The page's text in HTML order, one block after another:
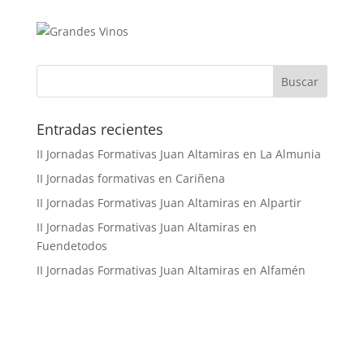
Buscar
Entradas recientes
II Jornadas Formativas Juan Altamiras en La Almunia
II Jornadas formativas en Cariñena
II Jornadas Formativas Juan Altamiras en Alpartir
II Jornadas Formativas Juan Altamiras en
Fuendetodos
II Jornadas Formativas Juan Altamiras en Alfamén